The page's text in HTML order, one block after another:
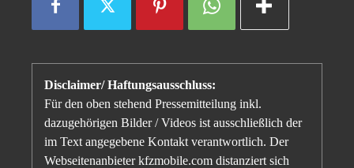
Disclaimer/ Haftungsausschluss:
Für den oben stehend Pressemitteilung inkl.
dazugehörigen Bilder / Videos ist ausschließlich der
im Text angegebene Kontakt verantwortlich. Der
Webseitenanbieter kfzmobile.com distanziert sich